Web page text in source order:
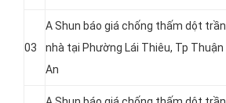
03
A Shun báo giá chống thấm dột trần
nhà tại Phường Lái Thiêu, Tp Thuận
An